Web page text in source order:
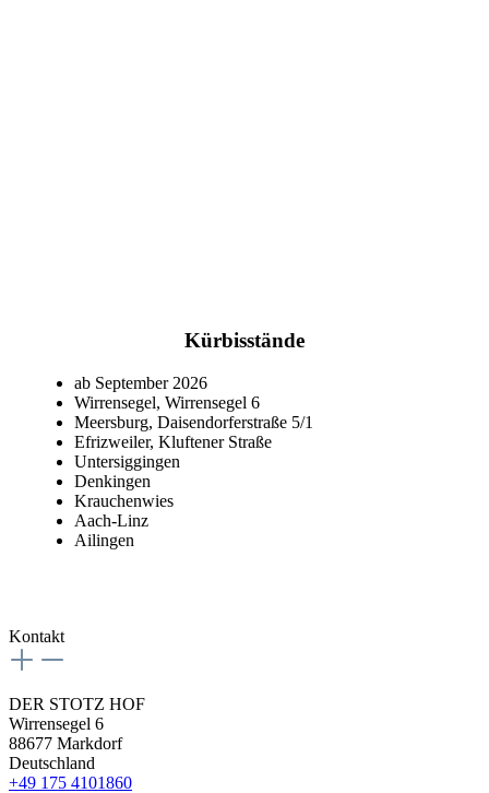
Kürbisstände
ab September 2026
Wirrensegel, Wirrensegel 6
Meersburg, Daisendorferstraße 5/1
Efrizweiler, Kluftener Straße
Untersiggingen
Denkingen
Krauchenwies
Aach-Linz
Ailingen
Kontakt
DER STOTZ HOF
Wirrensegel 6
88677 Markdorf
Deutschland
+49 175 4101860